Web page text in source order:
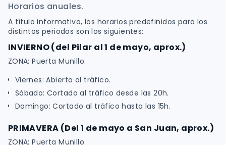
Horarios anuales.
A título informativo, los horarios predefinidos para los
distintos periodos son los siguientes:
INVIERNO (del Pilar al 1 de mayo, aprox.)
ZONA: Puerta Munillo.
Viernes: Abierto al tráfico.
Sábado: Cortado al tráfico desde las 20h.
Domingo: Cortado al tráfico hasta las 15h.
PRIMAVERA (Del 1 de mayo a San Juan, aprox.)
ZONA: Puerta Munillo.